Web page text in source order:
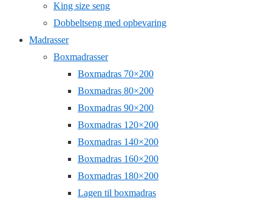
King size seng
Dobbeltseng med opbevaring
Madrasser
Boxmadrasser
Boxmadras 70×200
Boxmadras 80×200
Boxmadras 90×200
Boxmadras 120×200
Boxmadras 140×200
Boxmadras 160×200
Boxmadras 180×200
Lagen til boxmadras